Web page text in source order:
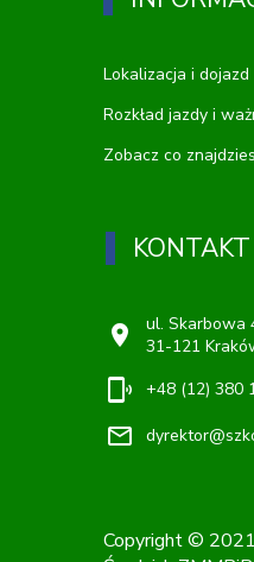
Lokalizacja i dojazd
Rozkład jazdy i
Zobacz co
KONTAKT
location_on
ul. Skarbowa
31-121
phonelink_ring +48 (12) 380
mail_outline
Copyright ©